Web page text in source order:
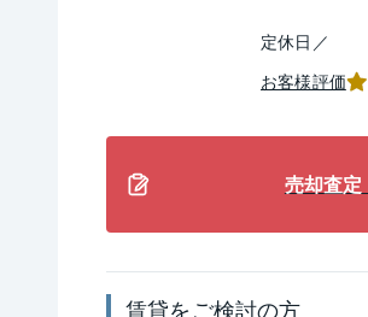
定休日／
お客様評価
売却査定
賃貸をご検討の方